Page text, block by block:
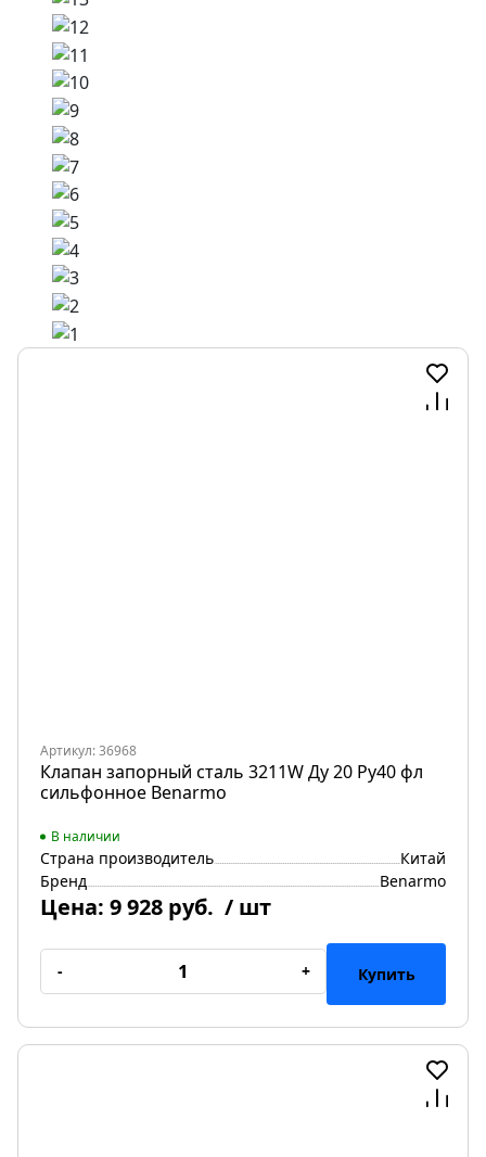
Артикул: 36968
Клапан запорный сталь 3211W Ду 20 Ру40 фл
сильфонное Benarmo
В наличии
Страна производитель
Китай
Бренд
Benarmo
Цена: 9 928 руб. / шт
- + Купить